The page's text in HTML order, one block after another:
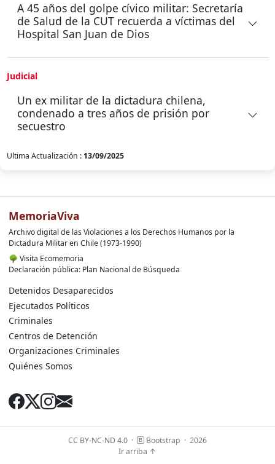
A 45 años del golpe cívico militar: Secretaría
de Salud de la CUT recuerda a víctimas del
Hospital San Juan de Dios
Judicial
Un ex militar de la dictadura chilena,
condenado a tres años de prisión por
secuestro
Ultima Actualización : 13/09/2025
MemoriaViva
Archivo digital de las Violaciones a los Derechos Humanos por la
Dictadura Militar en Chile (1973-1990)
🌳 Visita Ecomemoria
Declaración pública: Plan Nacional de Búsqueda
Detenidos Desaparecidos
Ejecutados Políticos
Criminales
Centros de Detención
Organizaciones Criminales
Quiénes Somos
CC BY-NC-ND 4.0 · Bootstrap · 2026
Ir arriba ↑